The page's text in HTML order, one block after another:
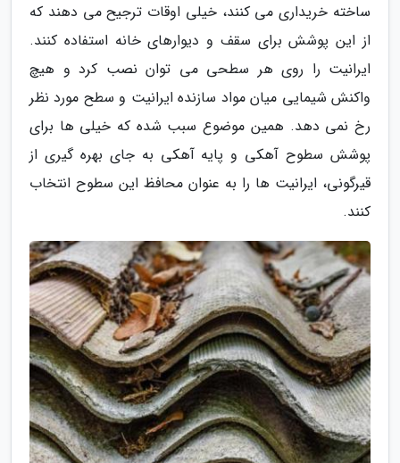
ساخته خریداری می کنند، خیلی اوقات ترجیح می دهند که
از این پوشش برای سقف و دیوارهای خانه استفاده کنند.
ایرانیت را روی هر سطحی می توان نصب کرد و هیچ
واکنش شیمایی میان مواد سازنده ایرانیت و سطح مورد نظر
رخ نمی دهد. همین موضوع سبب شده که خیلی ها برای
پوشش سطوح آهکی و پایه آهکی به جای بهره گیری از
قیرگونی، ایرانیت ها را به عنوان محافظ این سطوح انتخاب
کنند.